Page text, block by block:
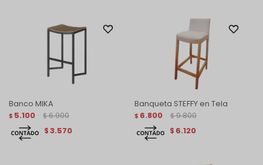
Banco MIKA
$ 5.100 $ 6.900
$3.570
Banqueta STEFFY en Tela
$ 6.800 $ 9.800
$ 6.120